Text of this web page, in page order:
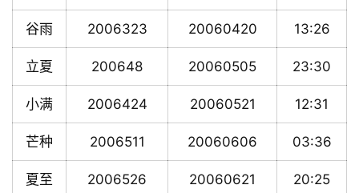
谷雨 2006323 20060420 13:26
立夏 200648 20060505 23:30
小满 2006424 20060521 12:31
芒种 2006511 20060606 03:36
夏至 2006526 20060621 20:25